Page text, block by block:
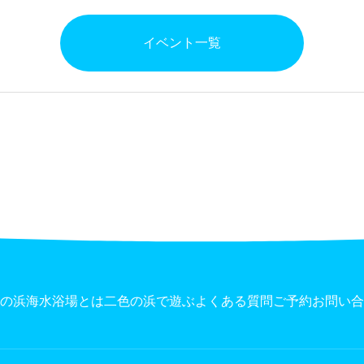
イベント一覧
浜海水浴場とは二色の浜で遊ぶよくある質問 ご予約お問い